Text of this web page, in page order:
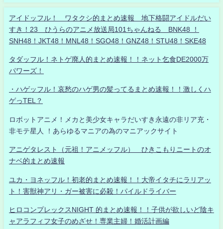
アイドッフル！ ワタクシ的まとめ速報 地下格闘アイドルだい
すき！23 ひうらのアニメ放送局101ちゃんねる BNK48 ！
SNH48！JKT48！MNL48！SGO48！GNZ48！STU48！SKE48
タダッフル！ネトゲ廃人的まとめ速報！！ネット乞食DE2000万
パワーズ！
・ハゲッフル！哀愁のハゲ男の髪ってるまとめ速報！！激しくハ
ゲっTEL？
ロボットアニメ！メカと美少女キャラだいすき永遠の非リア充・
非モテ星人 ！あらゆるマニアの為のマニアックサイト
アニゲタレスト（元祖！アニメッフル） ひきこもりニートのオ
ナベ的まとめ速報
ユカ・ヨネッフル！初老的まとめ速報！！大帝イタチにラリアッ
ト！害獣神アリ・ガー被害に必殺！パイルドライバー
ヒロコンプレックスNIGHT 的まとめ速報！！子供が欲しいど陰キ
ャアラフィフ女子のめざせ！専業主婦！婚活計画編